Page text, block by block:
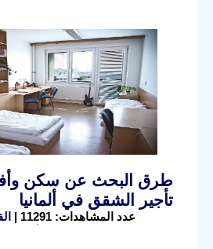
طرق البحث عن سكن
تأجير الشقق في ألمانيا
عدد المشاهدات: 11291 |